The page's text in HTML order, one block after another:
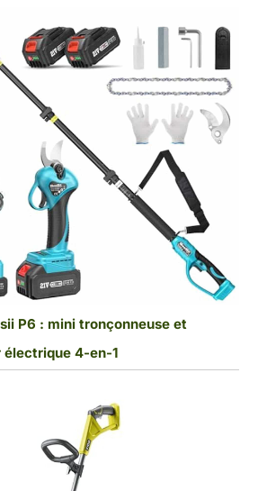
P6 : mini tronçonneuse et
électrique 4-en-1